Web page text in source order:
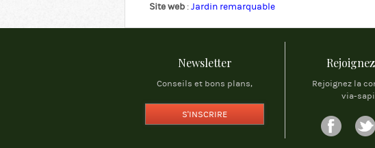
Site web :Jardin remarquable
Newsletter
Conseils et bons plans,
S'INSCRIRE
Rejoignez la
via-